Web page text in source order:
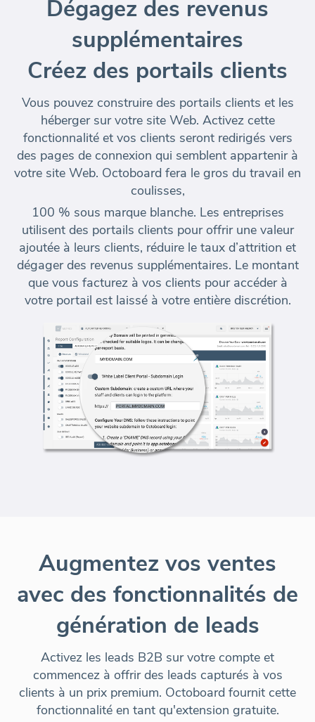
Dégagez des revenus
supplémentaires
Créez des portails clients
Vous pouvez construire des portails clients et les
héberger sur votre site Web. Activez cette
fonctionnalité et vos clients seront redirigés vers
des pages de connexion qui semblent appartenir à
votre site Web. Octoboard fera le gros du travail en
coulisses,
100 % sous marque blanche. Les entreprises
utilisent des portails clients pour offrir une valeur
ajoutée à leurs clients, réduire le taux d’attrition et
dégager des revenus supplémentaires. Le montant
que vous facturez à vos clients pour accéder à
votre portail est laissé à votre entière discrétion.
Augmentez vos ventes
avec des fonctionnalités de
génération de leads
Activez les leads B2B sur votre compte et
commencez à offrir des leads capturés à vos
clients à un prix premium. Octoboard fournit cette
fonctionnalité en tant qu'extension gratuite.